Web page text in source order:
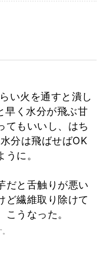
い火を通すと潰し
早く水分が飛ぶ甘
てもいいし、はち
分は飛ばせばOK
に。
だと舌触りが悪い
ど繊維取り除けて
うなった。